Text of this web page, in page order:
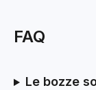
FAQ
Le bozze